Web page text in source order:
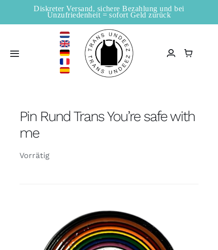
Diskreter Versand, sichere Bezahlung und bei
Unzufriedenheit = sofort Geld zurück
Toggle
Verkaufsstellen
Kostenlose Binder
Pin Rund Trans You’re safe with
me
Vorrätig